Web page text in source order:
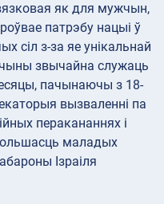
як для мужчын,
патрэбу нацыі ў
сіл з-за яе унікальнай
звычайна служаць
пачынаючы з 18-
вызваленні па
перакананнях і
маладых
Ізраіля